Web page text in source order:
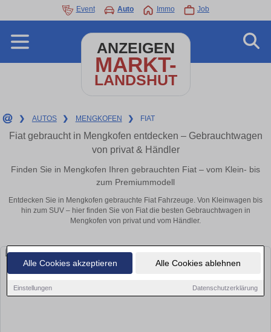
Alle Cookies akzeptieren Alle Cookies ablehnen
Einstellungen Datenschutzerklärung
Event Auto Immo Job
ANZEIGEN
MARKT-
LANDSHUT
❯ AUTOS ❯ MENGKOFEN ❯ FIAT
Fiat gebraucht in Mengkofen entdecken – Gebrauchtwagen
von privat & Händler
Finden Sie in Mengkofen Ihren gebrauchten Fiat – vom Klein- bis
zum Premiummodell
Entdecken Sie in Mengkofen gebrauchte Fiat Fahrzeuge. Von Kleinwagen bis
hin zum SUV – hier finden Sie von Fiat die besten Gebrauchtwagen in
Mengkofen von privat und vom Händler.